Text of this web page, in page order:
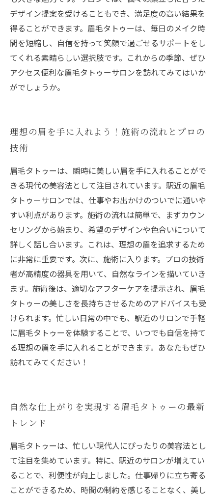
デザイン提案を受けることもでき、満足度の高い結果を
得ることができます。眉毛タトゥーは、毎日のメイク時
間を短縮し、自信を持って笑顔で過ごせるサポートをし
てくれる素晴らしい選択肢です。これからの季節、ぜひ
アクセス便利な眉毛タトゥーサロンを訪れてみてはいか
がでしょうか。
理想の眉を手に入れよう！施術の流れとプロの
技術
眉毛タトゥーは、瞬時に美しい眉を手に入れることがで
きる現代の美容法として注目されています。駅近の眉毛
タトゥーサロンでは、仕事やお出かけのついでに通いや
すい利点があります。施術の流れは簡単で、まずカウン
セリングから始まり、希望のデザインや色合いについて
詳しく話し合います。これは、理想の眉を追求するため
に非常に重要です。次に、施術に入ります。プロの技術
者が高精度の器具を用いて、自然なラインを描いていき
ます。施術後は、適切なアフターケアを提示され、眉毛
タトゥーの美しさを長持ちさせるためのアドバイスも受
けられます。忙しい日常の中でも、駅近のサロンで手軽
に眉毛タトゥーを体験することで、いつでも自信を持て
る理想の眉を手に入れることができます。あなたもぜひ
訪れてみてください！
自然な仕上がりを実現する眉毛タトゥーの最新
トレンド
眉毛タトゥーは、忙しい現代人にぴったりの美容法とし
て注目を集めています。特に、駅近のサロンが増えてい
ることで、利便性が向上しました。仕事帰りに立ち寄る
ことができるため、時間の制約を感じることなく、美し